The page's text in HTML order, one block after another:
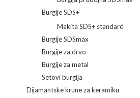
Burgije SDS+
Makita SDS+ standard
Burgije SDSmax
Burgije za drvo
Burgije za metal
Setovi burgija
Dijamantske krune za keramiku